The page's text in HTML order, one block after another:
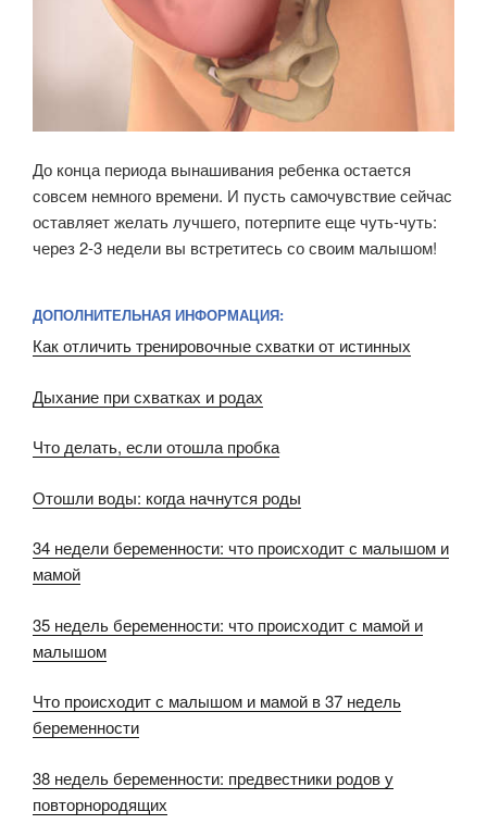
До конца периода вынашивания ребенка остается
совсем немного времени. И пусть самочувствие сейчас
оставляет желать лучшего, потерпите еще чуть-чуть:
через 2-3 недели вы встретитесь со своим малышом!
ДОПОЛНИТЕЛЬНАЯ ИНФОРМАЦИЯ:
Как отличить тренировочные схватки от истинных
Дыхание при схватках и родах
Что делать, если отошла пробка
Отошли воды: когда начнутся роды
34 недели беременности: что происходит с малышом и
мамой
35 недель беременности: что происходит с мамой и
малышом
Что происходит с малышом и мамой в 37 недель
беременности
38 недель беременности: предвестники родов у
повторнородящих